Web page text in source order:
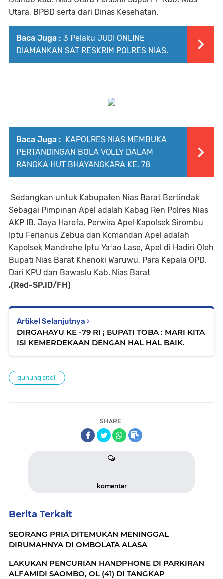
Utara, BPBD serta dari Dinas Kesehatan.
Baca Juga : 3 Pelaku JUDI ONLINE
DIAMANKAN SAT RESKRIM POLRES NIAS.
Baca Juga : KAPOLRES NIAS MEMBUKA
PERTANDINGAN BOLA VOLLY DALAM
RANGKA HUT BHAYANGKARA KE. 78
Sedangkan untuk Kabupaten Nias Barat Bertindak
Sebagai Pimpinan Apel adalah Kabag Ren Polres Nias
AKP IB. Jaya Harefa, Perwira Apel Kapolsek Sirombu
Iptu Ferianus Zebua dan Komandan Apel adalah
Kapolsek Mandrehe Iptu Yafao Lase, Apel di Hadiri Oleh
Bupati Nias Barat Khenoki Waruwu, Para Kepala OPD,
Dari KPU dan Bawaslu Kab. Nias Barat
.(Red-SP.ID/FH)
Artikel Selanjutnya
DIRGAHAYU KE -79 RI ; BUPATI TOBA : MARI KITA
ISI KEMERDEKAAN DENGAN HAL HAL BAIK.
gunung sitoli
SHARE
komentar
Berita Terkait
SEORANG PRIA DITEMUKAN MENINGGAL
DIRUMAHNYA DI OMBOLATA ALASA
LAKUKAN PENCURIAN HANDPHONE DI PARKIRAN
ALFAMIDI SAOMBO, OL (41) DI TANGKAP